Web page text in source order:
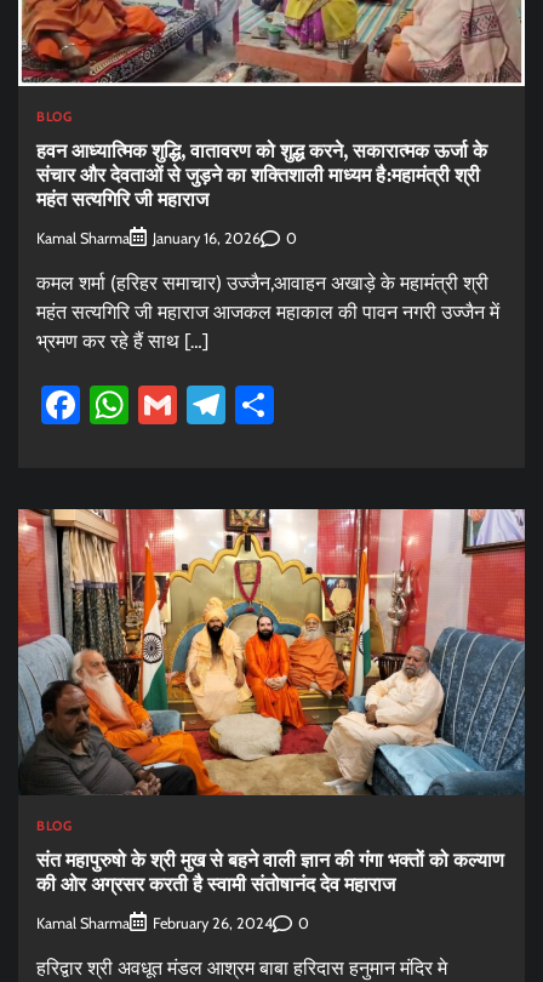
BLOG
हवन आध्यात्मिक शुद्धि, वातावरण को शुद्ध करने, सकारात्मक ऊर्जा के
संचार और देवताओं से जुड़ने का शक्तिशाली माध्यम है:महामंत्री श्री
महंत सत्यगिरि जी महाराज
Kamal Sharma January 16, 2026 0
कमल शर्मा (हरिहर समाचार) उज्जैन,आवाहन अखाड़े के महामंत्री श्री
महंत सत्यगिरि जी महाराज आजकल महाकाल की पावन नगरी उज्जैन में
भ्रमण कर रहे हैं साथ […]
Facebook
WhatsApp
GmailTelegram
BLOG
संत महापुरुषो के श्री मुख से बहने वाली ज्ञान की गंगा भक्तों को कल्याण
की ओर अग्रसर करती है स्वामी संतोषानंद देव महाराज
Kamal Sharma February 26, 2024 0
हरिद्वार श्री अवधूत मंडल आश्रम बाबा हरिदास हनुमान मंदिर मे